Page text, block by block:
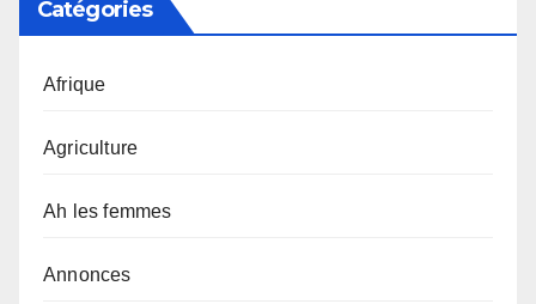
Catégories
Afrique
Agriculture
Ah les femmes
Annonces